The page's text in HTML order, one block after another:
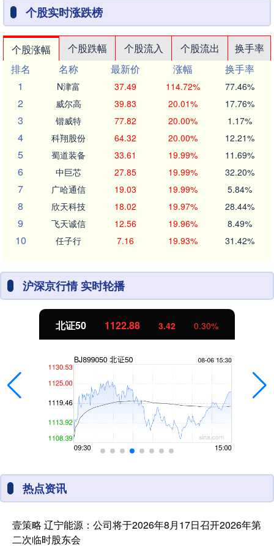
个股实时涨跌榜
个股涨幅 个股跌幅 个股流入 个股流出
换手率
排名
名称 最新价 涨幅
换手率
1
N津富 37.49 114.72% 77.46%
2 威尔高 39.83 20.01% 17.76%
3 锴威特 77.82 20.00% 1.17%
4 科翔股份 64.32 20.00% 12.21%
5 蜀道装备 33.61 19.99% 11.69%
6 中巨芯 27.85 19.99% 32.20%
7 广哈通信 19.03 19.99% 5.84%
8 欣天科技 18.02 19.97% 28.44%
9 飞天诚信 12.56 19.96% 8.49%
10 任子行 7.16 19.93% 31.42%
沪深京行情 实时轮播
北证50 1122.88 3.42 0.30%
热点资讯
壹策略 辽宁能源：公司将于2026年8月17日召开2026年第
二次临时股东会